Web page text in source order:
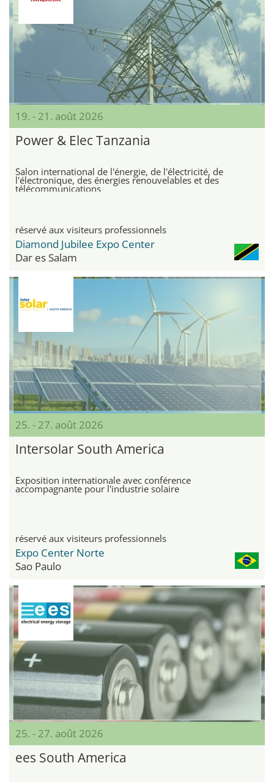
19. - 21. août 2026
Power & Elec Tanzania
Salon international de l'énergie, de l'électricité, de
l'électronique, des énergies renouvelables et des
télécommunications
réservé aux visiteurs professionnels
Diamond Jubilee Expo Center
Dar es Salam
25. - 27. août 2026
Intersolar South America
Exposition internationale avec conférence
accompagnante pour l'industrie solaire
réservé aux visiteurs professionnels
Expo Center Norte
Sao Paulo
25. - 27. août 2026
ees South America